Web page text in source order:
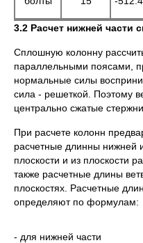
3.2 Расчет нижней части
Сплошную колонну
параллельными поясами,
нормальные силы
сила - решеткой. Поэтому
центрально сжатые стержни.
При расчете колонн
расчетные длинны нижней
плоскости и из плоскости
также расчетные длины
плоскостях. Расчетные
определяют по формулам:
- для